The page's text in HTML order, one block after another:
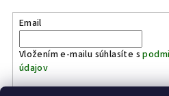
Email
Vložením e-mailu súhlasíte s
údajov